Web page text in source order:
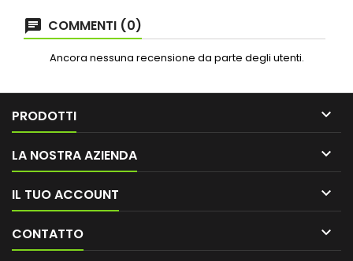
COMMENTI (0)
Ancora nessuna recensione da parte degli utenti.
PRODOTTI 
LA NOSTRA AZIENDA 
IL TUO ACCOUNT 
CONTATTO 